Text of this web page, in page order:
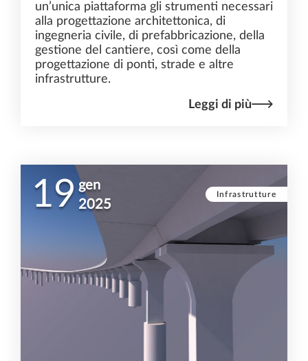
un’unica piattaforma gli strumenti necessari
alla progettazione architettonica, di
ingegneria civile, di prefabbricazione, della
gestione del cantiere, così come della
progettazione di ponti, strade e altre
infrastrutture.
Leggi di più
19 gen
2025
Infrastrutture